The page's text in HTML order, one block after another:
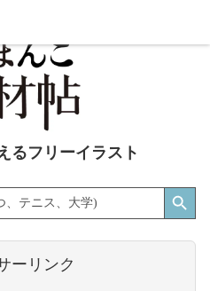
るフリーイラスト
Search Button
ーリンク